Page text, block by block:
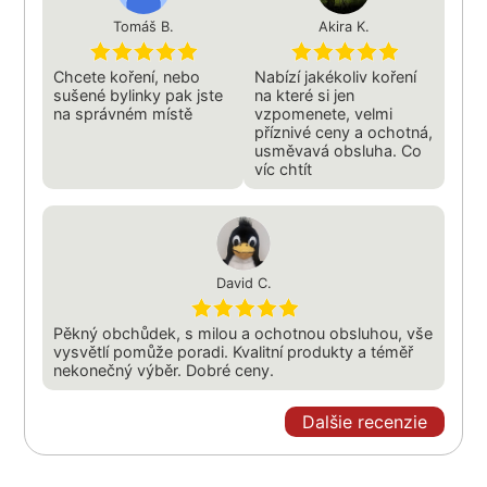
Tomáš B.
Chcete koření, nebo
sušené bylinky pak jste
na správném místě
Akira K.
Nabízí jakékoliv koření
na které si jen
vzpomenete, velmi
příznivé ceny a ochotná,
usměvavá obsluha. Co
víc chtít
David C.
Pěkný obchůdek, s milou a ochotnou obsluhou, vše
vysvětlí pomůže poradi. Kvalitní produkty a téměř
nekonečný výběr. Dobré ceny.
Dalšie recenzie